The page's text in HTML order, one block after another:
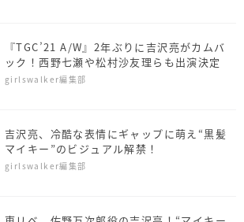
『TGC’21 A/W』2年ぶりに吉沢亮がカムバ
ック！西野七瀬や松村沙友理らも出演決定
girlswalker編集部
吉沢亮、冷酷な表情にギャップに萌え“黒髪
マイキー”のビジュアル解禁！
girlswalker編集部